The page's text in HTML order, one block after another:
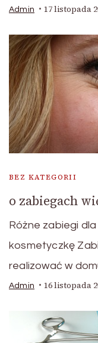
Admin 17 listopada
BEZ KATEGORII
o zabiegach
Różne zabiegi
kosmetyczkę
realizować w
Admin 16 listopada